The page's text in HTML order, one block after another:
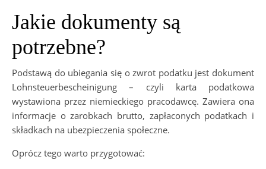
Jakie dokumenty są
potrzebne?
Podstawą do ubiegania się o zwrot podatku jest dokument
Lohnsteuerbescheinigung – czyli karta podatkowa
wystawiona przez niemieckiego pracodawcę. Zawiera ona
informacje o zarobkach brutto, zapłaconych podatkach i
składkach na ubezpieczenia społeczne.
Oprócz tego warto przygotować: